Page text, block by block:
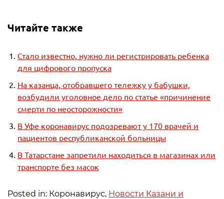
Читайте также
Стало известно, нужно ли регистрировать ребенка
для цифрового пропуска
На казанца, отобравшего тележку у бабушки,
возбудили уголовное дело по статье «причинение
смерти по неосторожности»
В Уфе коронавирус подозревают у 170 врачей и
пациентов республиканской больницы
В Татарстане запретили находиться в магазинах или
транспорте без масок
Posted in: Коронавирус, Новости Казани и